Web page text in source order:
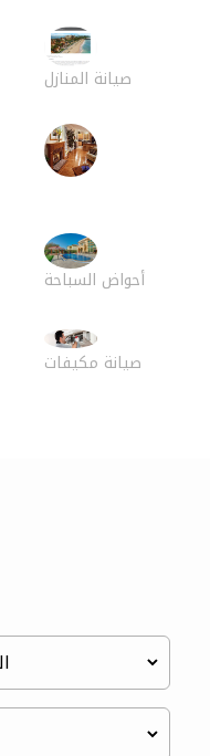
صيانة المنازل
أحواض السباحة
صيانة مكيفات